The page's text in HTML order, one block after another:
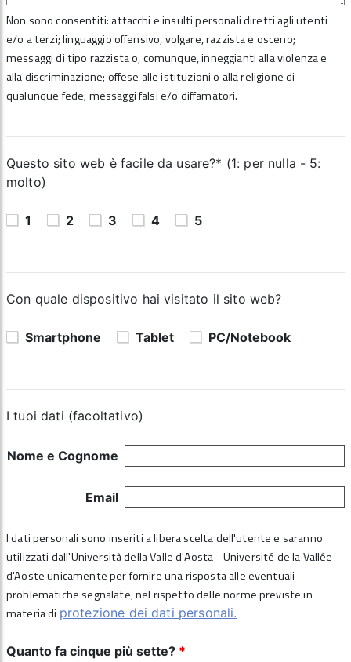
Non sono consentiti: attacchi e insulti personali diretti agli utenti
e/o a terzi; linguaggio offensivo, volgare, razzista e osceno;
messaggi di tipo razzista o, comunque, inneggianti alla violenza e
alla discriminazione; offese alle istituzioni o alla religione di
qualunque fede; messaggi falsi e/o diffamatori.
Questo sito web è facile da usare?* (1: per nulla - 5:
molto)
1 2 3 4 5
Con quale dispositivo hai visitato il sito web?
Smartphone Tablet PC/Notebook
I tuoi dati (facoltativo)
Nome e Cognome
Email
I dati personali sono inseriti a libera scelta dell'utente e saranno
utilizzati dall'Università della Valle d'Aosta - Université de la Vallée
d'Aoste unicamente per fornire una risposta alle eventuali
problematiche segnalate, nel rispetto delle norme previste in
materia di protezione dei dati personali.
Quanto fa cinque più sette? *